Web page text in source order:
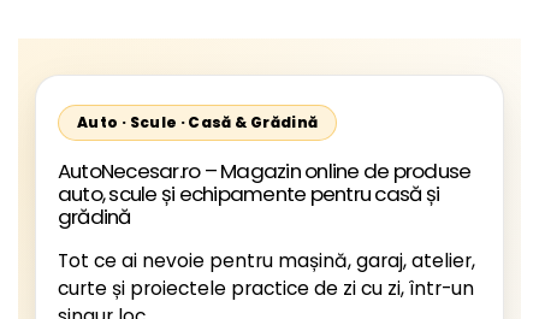
Auto · Scule · Casă & Grădină
AutoNecesar.ro – Magazin online de produse
auto, scule și echipamente pentru casă și
grădină
Tot ce ai nevoie pentru mașină, garaj, atelier,
curte și proiectele practice de zi cu zi, într-un